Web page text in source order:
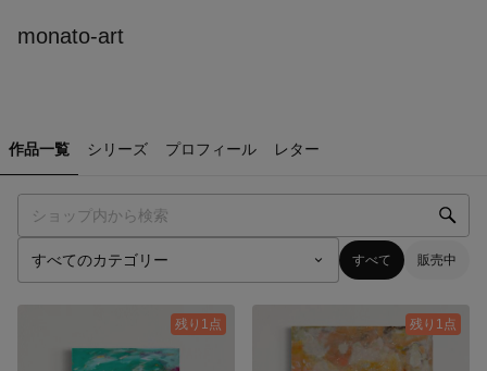
monato-art
作品一覧 シリーズ プロフィール レター
すべて 販売中
残り1点 残り1点